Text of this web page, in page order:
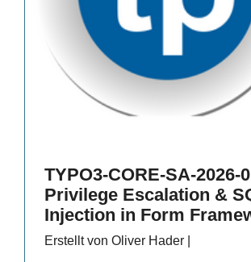
TYPO3-CORE-SA-2026-
Privilege Escalation &
Injection in Form
Erstellt von Oliver Hader |